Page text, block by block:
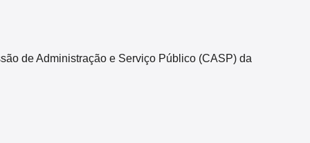
de Administração e Serviço Público (CASP) da